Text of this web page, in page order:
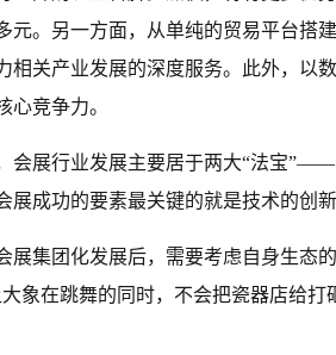
元。另一方面，从单纯的贸易平台搭
相关产业发展的深度服务。此外，以
心竞争力。
会展行业发展主要居于两大“法宝
展成功的要素最关键的就是技术的创新
展集团化发展后，需要考虑自身生态
象在跳舞的同时，不会把瓷器店给